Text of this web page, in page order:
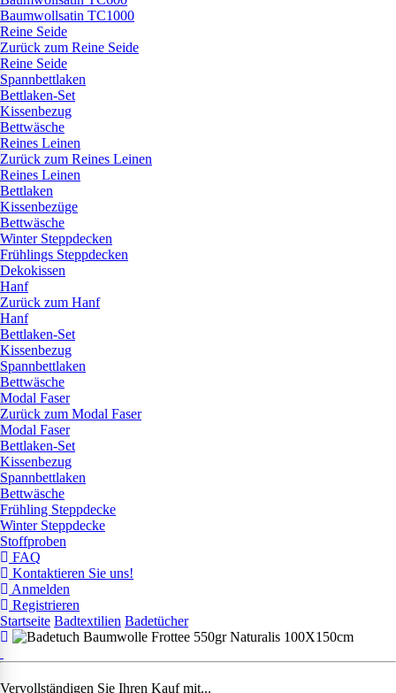
Baumwollsatin TC1000
Reine Seide
Zurück zum Reine Seide
Reine Seide
Spannbettlaken
Bettlaken-Set
Kissenbezug
Bettwäsche
Reines Leinen
Zurück zum Reines Leinen
Reines Leinen
Bettlaken
Kissenbezüge
Bettwäsche
Winter Steppdecken
Frühlings Steppdecken
Dekokissen
Hanf
Zurück zum Hanf
Hanf
Bettlaken-Set
Kissenbezug
Spannbettlaken
Bettwäsche
Modal Faser
Zurück zum Modal Faser
Modal Faser
Bettlaken-Set
Kissenbezug
Spannbettlaken
Bettwäsche
Frühling Steppdecke
Winter Steppdecke
Stoffproben
FAQ
Kontaktieren Sie uns!
Anmelden
Registrieren
Startseite Badtextilien Badetücher
Vervollständigen Sie Ihren Kauf mit...